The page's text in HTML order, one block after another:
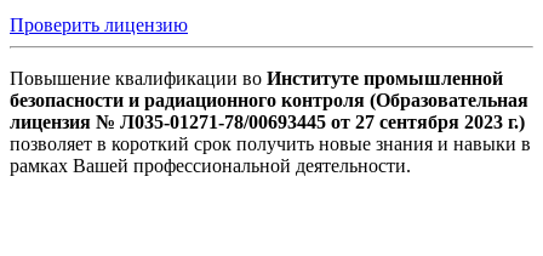
Проверить лицензию
Повышение квалификации во Институте промышленной
безопасности и радиационного контроля (Образовательная
лицензия № Л035-01271-78/00693445 от 27 сентября 2023 г.)
позволяет в короткий срок получить новые знания и навыки в
рамках Вашей профессиональной деятельности.